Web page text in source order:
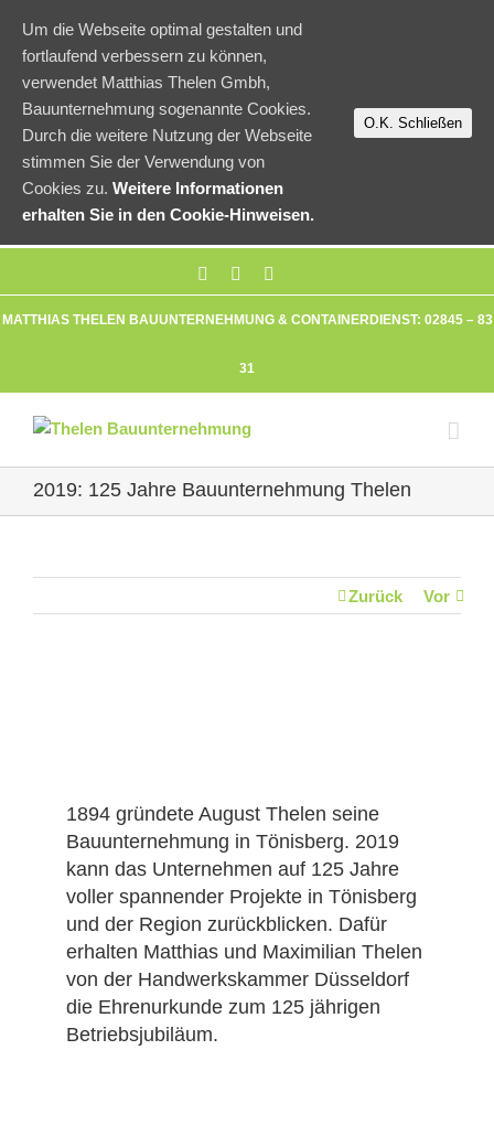
MATTHIAS THELEN BAUUNTERNEHMUNG & CONTAINERDIENST: 02845 – 83
31
2019: 125 Jahre Bauunternehmung Thelen
Zurück Vor
1894 gründete August Thelen seine
Bauunternehmung in Tönisberg. 2019
kann das Unternehmen auf 125 Jahre
voller spannender Projekte in Tönisberg
und der Region zurückblicken. Dafür
erhalten Matthias und Maximilian Thelen
von der Handwerkskammer Düsseldorf
die Ehrenurkunde zum 125 jährigen
Betriebsjubiläum.
Um die Webseite optimal gestalten und
fortlaufend verbessern zu können,
verwendet Matthias Thelen Gmbh,
Bauunternehmung sogenannte Cookies.
Durch die weitere Nutzung der Webseite
stimmen Sie der Verwendung von
Cookies zu. Weitere Informationen
erhalten Sie in den Cookie-Hinweisen.
O.K. Schließen